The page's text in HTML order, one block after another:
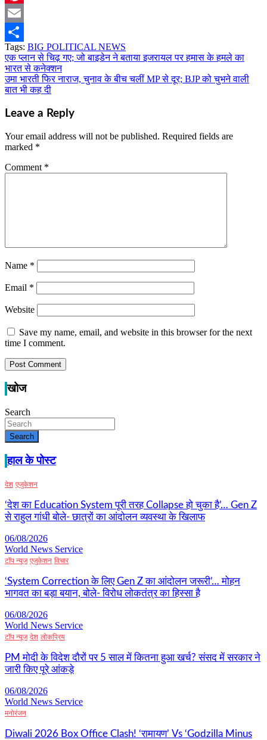
Pinterest
Email
Share
Tags: BIG POLITICAL NEWS
Post
navigation
एक प्लान से चिढ़ गए; जो बाइडेन ने बताया इजरायल पर हमास के हमले का
भारत से कनेक्शन
उमा भारती फिर नाराज, चुनाव के बीच चलीं MP से दूर; BJP को चुभने वाली
बात भी कह दी
Leave a Reply
Your email address will not be published. Required fields are
marked *
Comment *
Name *
Email *
Website
Save my name, email, and website in this browser for the next
time I comment.
खोज
Search
Search
हाल के पोस्ट
देश एजुकेशन
‘देश का Education System पूरी तरह Collapse हो चुका है’… Gen Z
से राहुल गांधी बोले- छात्रों का आंदोलन व्यवस्था के खिलाफ
06/08/2026
World News Service
टॉप न्यूज एजुकेशन विचार
‘System Correction के लिए Gen Z का आंदोलन जरूरी’… मोहन
भागवत का बड़ा बयान, बोले- विरोध लोकतंत्र का हिस्सा है
06/08/2026
World News Service
टॉप न्यूज देश लोकप्रिय
PM मोदी के विदेश दौरों पर 5 साल में कितना हुआ खर्च? संसद में सरकार ने
जारी किए पूरे आंकड़े
06/08/2026
World News Service
मनोरंजन
Diwali 2026 Box Office Clash! ‘रामायण’ Vs ‘Godzilla Minus